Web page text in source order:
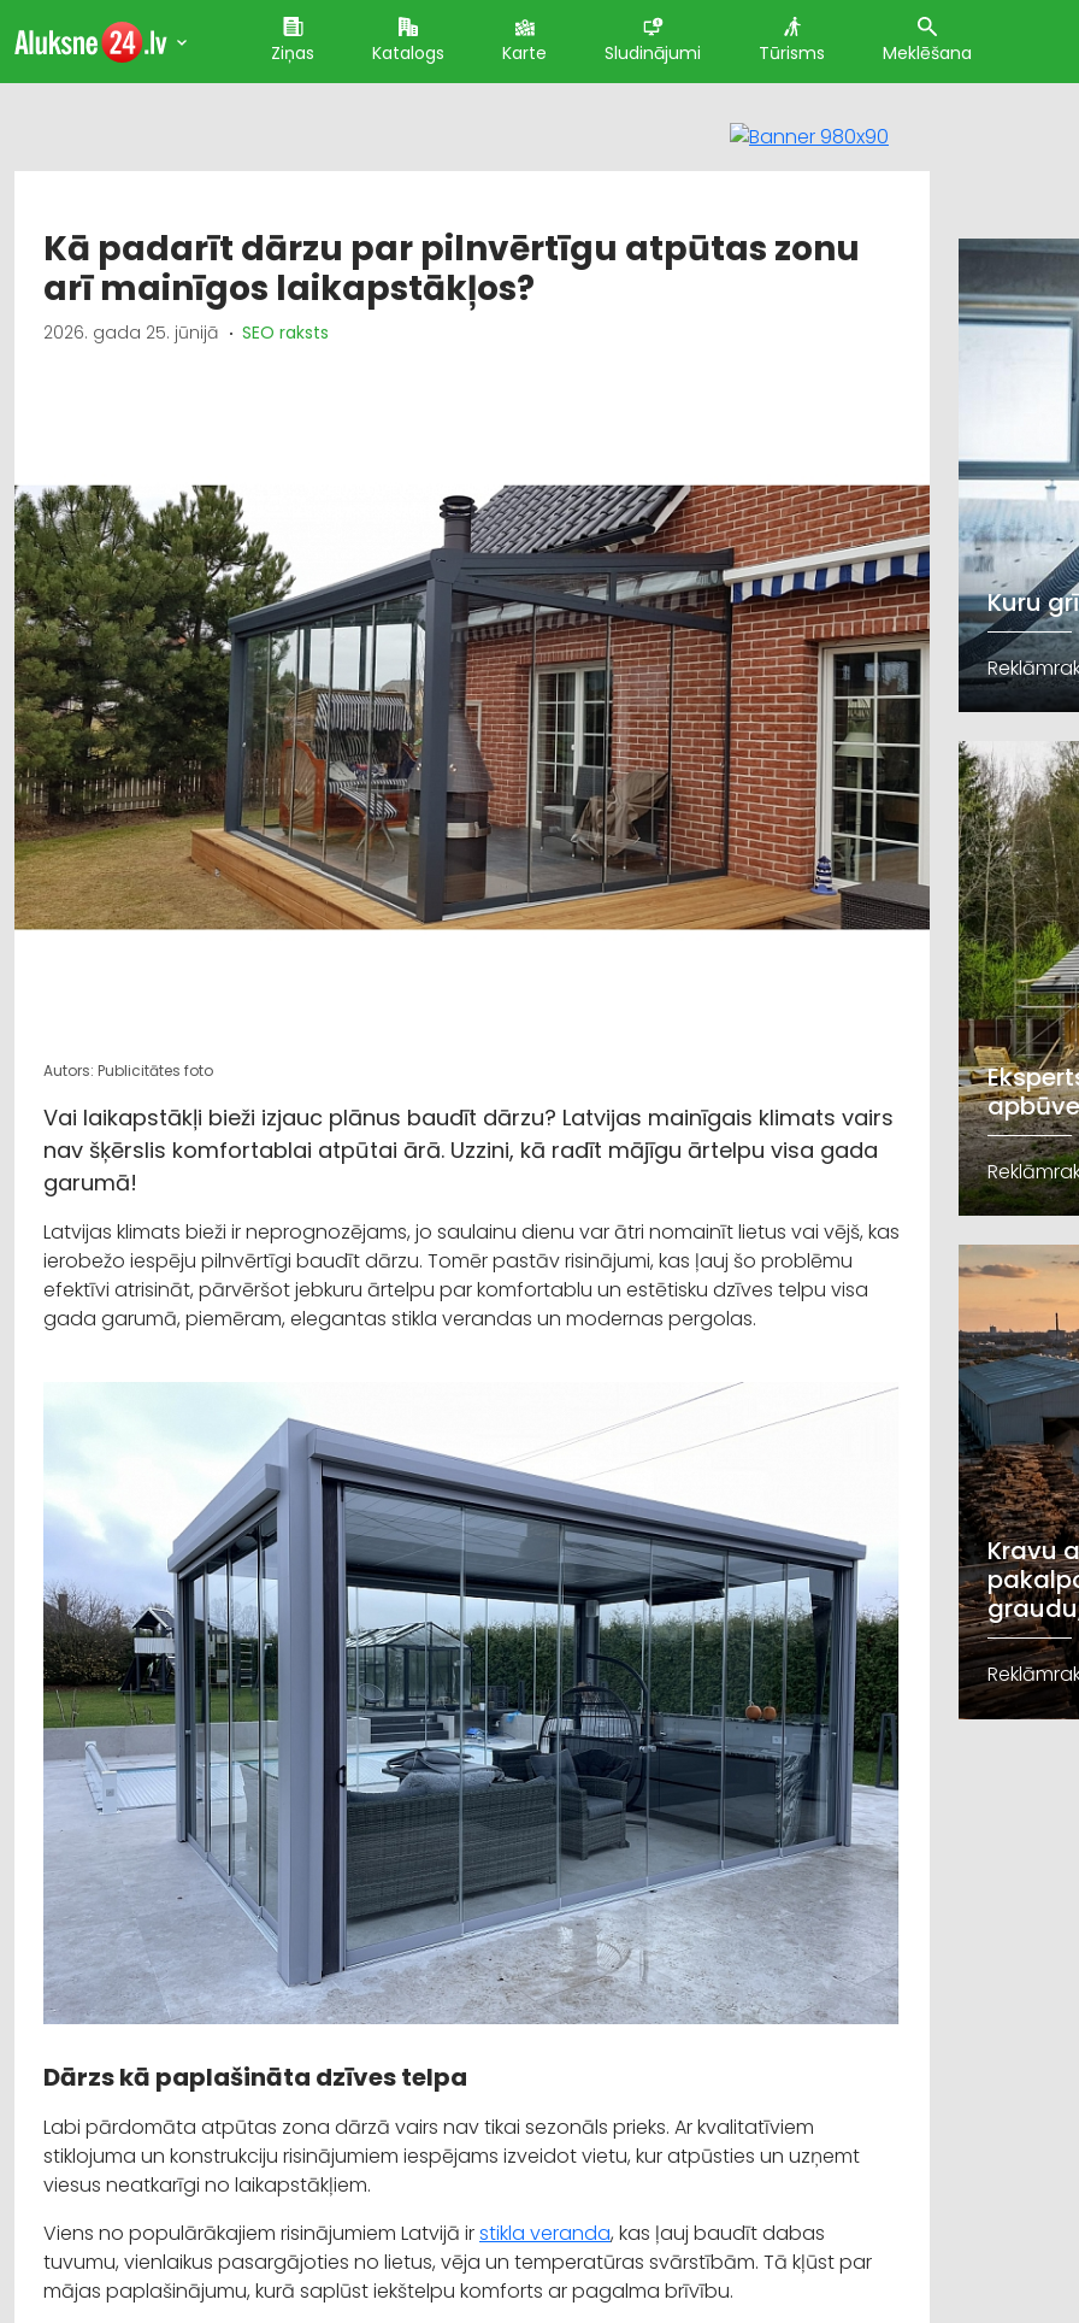
Ziņas Katalogs Karte Sludinājumi Tūrisms Meklēšana
Kā padarīt dārzu par pilnvērtīgu atpūtas zonu
arī mainīgos laikapstākļos?
2026. gada 25. jūnijā SEO raksts
Autors: Publicitātes foto
Vai laikapstākļi bieži izjauc plānus baudīt dārzu? Latvijas mainīgais klimats vairs
nav šķērslis komfortablai atpūtai ārā. Uzzini, kā radīt mājīgu ārtelpu visa gada
garumā!
Latvijas klimats bieži ir neprognozējams, jo saulainu dienu var ātri nomainīt lietus vai vējš, kas
ierobežo iespēju pilnvērtīgi baudīt dārzu. Tomēr pastāv risinājumi, kas ļauj šo problēmu
efektīvi atrisināt, pārvēršot jebkuru ārtelpu par komfortablu un estētisku dzīves telpu visa
gada garumā, piemēram, elegantas stikla verandas un modernas pergolas.
Dārzs kā paplašināta dzīves telpa
Labi pārdomāta atpūtas zona dārzā vairs nav tikai sezonāls prieks. Ar kvalitatīviem
stiklojuma un konstrukciju risinājumiem iespējams izveidot vietu, kur atpūsties un uzņemt
viesus neatkarīgi no laikapstākļiem.
Viens no populārākajiem risinājumiem Latvijā irstikla veranda, kas ļauj baudīt dabas
tuvumu, vienlaikus pasargājoties no lietus, vēja un temperatūras svārstībām. Tā kļūst par
mājas paplašinājumu, kurā saplūst iekštelpu komforts ar pagalma brīvību.
Kuru
Kravu